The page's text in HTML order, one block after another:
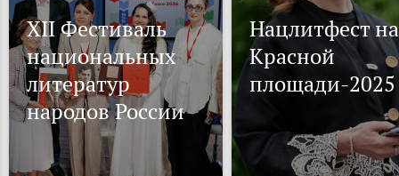
XII Фестиваль
национальных
литератур
народов России
Нацлитфест на
Красной
площади-2025